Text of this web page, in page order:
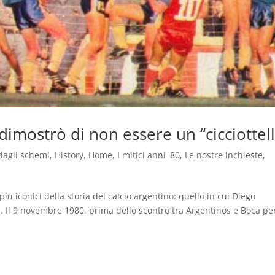
di non essere un
schemi, History, Home, I mitici anni '80, Le nostre inchieste,
iconici della storia del calcio argentino: quello in cui Diego
9 novembre 1980, prima dello scontro tra Argentinos e Boca